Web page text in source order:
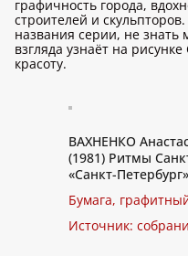
графичность города,
строителей и
названия серии, не знать
взгляда узнаёт на
красоту.
ВАХНЕНКО
(1981) Ритмы
«Санкт-
Бумага,
Источник: